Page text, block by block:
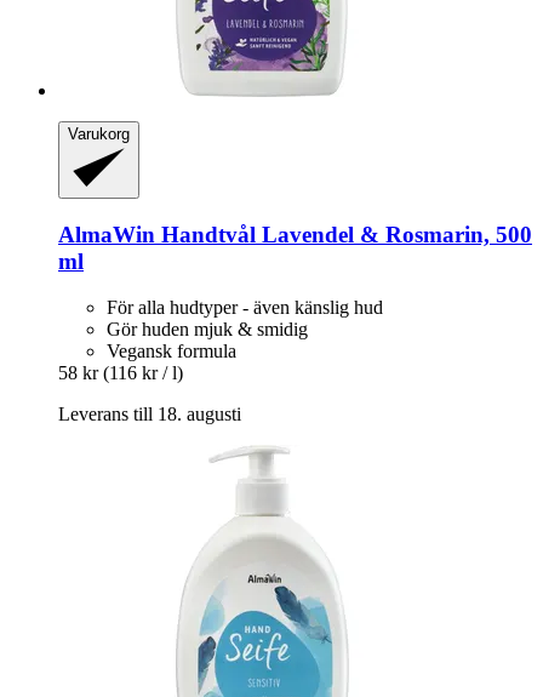
Varukorg
AlmaWin Handtvål Lavendel & Rosmarin, 500
ml
För alla hudtyper - även känslig hud
Gör huden mjuk & smidig
Vegansk formula
58 kr (116 kr / l)
Leverans till 18. augusti